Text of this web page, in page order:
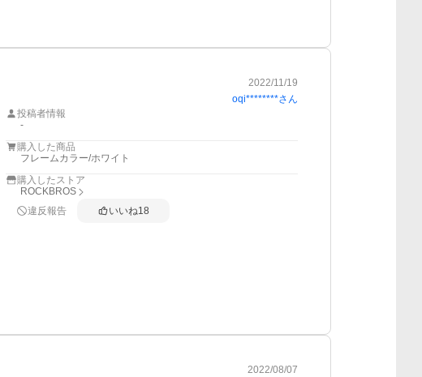
2022/11/19
oqi********さん
投稿者情報
-
購入した商品
フレームカラー/ホワイト
購入したストア
ROCKBROS
違反報告
いいね18
2022/08/07